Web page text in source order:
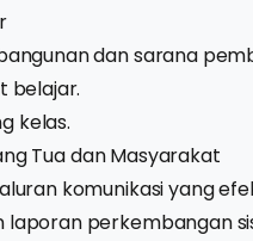
dan sarana
belajar.
kelas.
Tua dan Masyarakat
komunikasi yang
laporan perkembangan